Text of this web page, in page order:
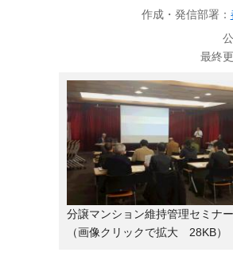
作成・発信部署：
最終
分譲マンション維持管理セミナ
（画像クリックで拡大 28KB）